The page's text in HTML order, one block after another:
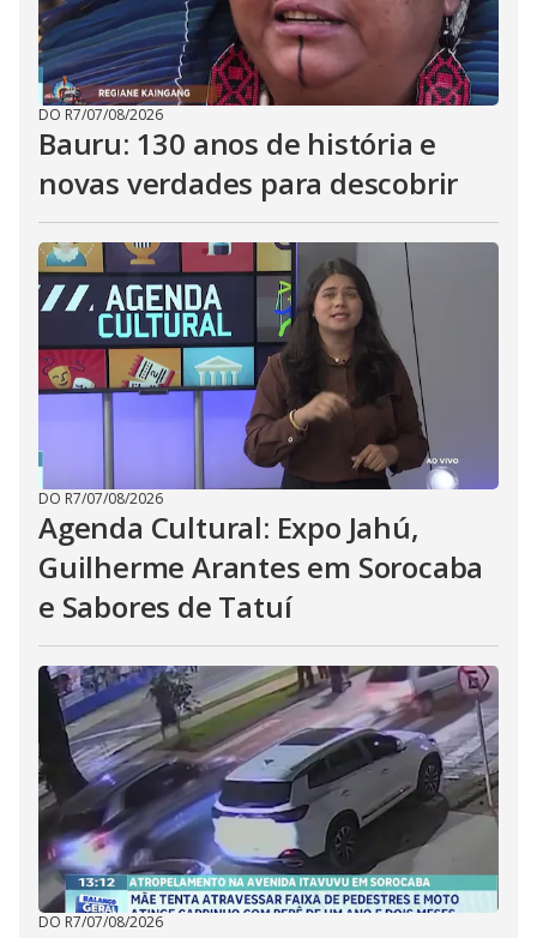
DO R7/07/08/2026
Bauru: 130 anos de história e
novas verdades para descobrir
DO R7/07/08/2026
Agenda Cultural: Expo Jahú,
Guilherme Arantes em Sorocaba
e Sabores de Tatuí
DO R7/07/08/2026